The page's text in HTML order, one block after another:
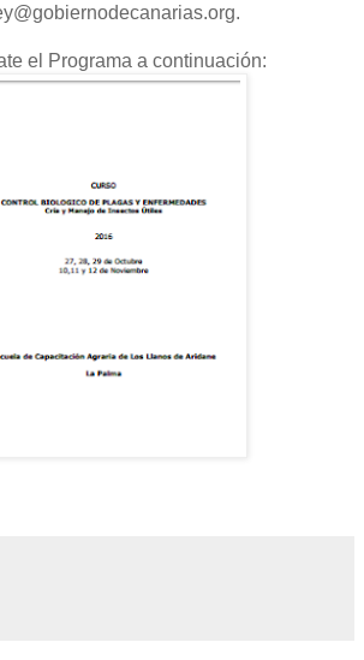
el Programa a continuación: